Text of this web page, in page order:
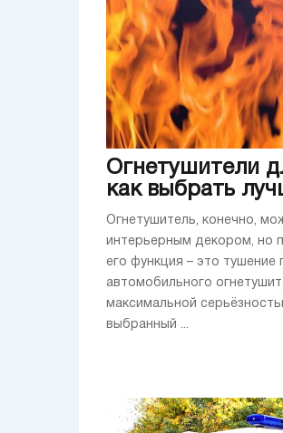
Огнетушители
как выбрать
Огнетушитель, конечно,
интерьерным декором, но
его функция – это
автомобильного
максимальной
выбранный ...